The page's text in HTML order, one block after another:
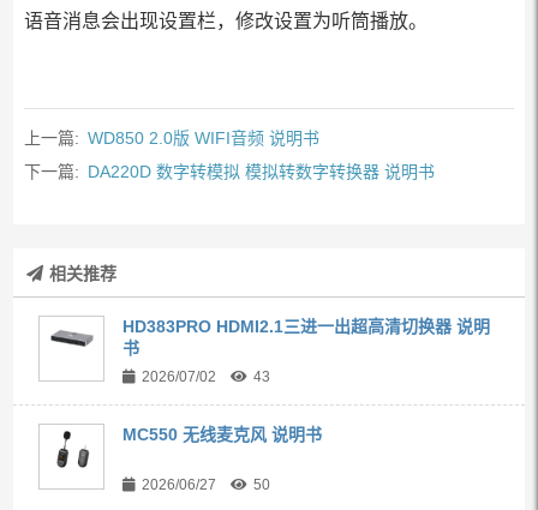
语音消息会出现设置栏，修改设置为听筒播放。
上一篇: WD850 2.0版 WIFI音频 说明书
下一篇: DA220D 数字转模拟 模拟转数字转换器 说明书
相关推荐
HD383PRO HDMI2.1三进一出超高清切换器 说明
书
2026/07/02 43
MC550 无线麦克风 说明书
2026/06/27 50